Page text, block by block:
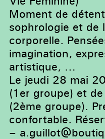
Moment de
sophrologie et de
corporelle.
imagination,
artistique, …
Le jeudi 28 mai
(1er groupe) et
(2ème groupe).
confortable.
–